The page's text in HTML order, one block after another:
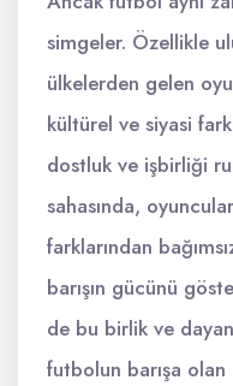
simgeler. Özellikle
ülkelerden gelen
kültürel ve siyasi
dostluk ve işbirliği
sahasında,
farklarından
barışın gücünü
de bu birlik ve
futbolun barışa olan